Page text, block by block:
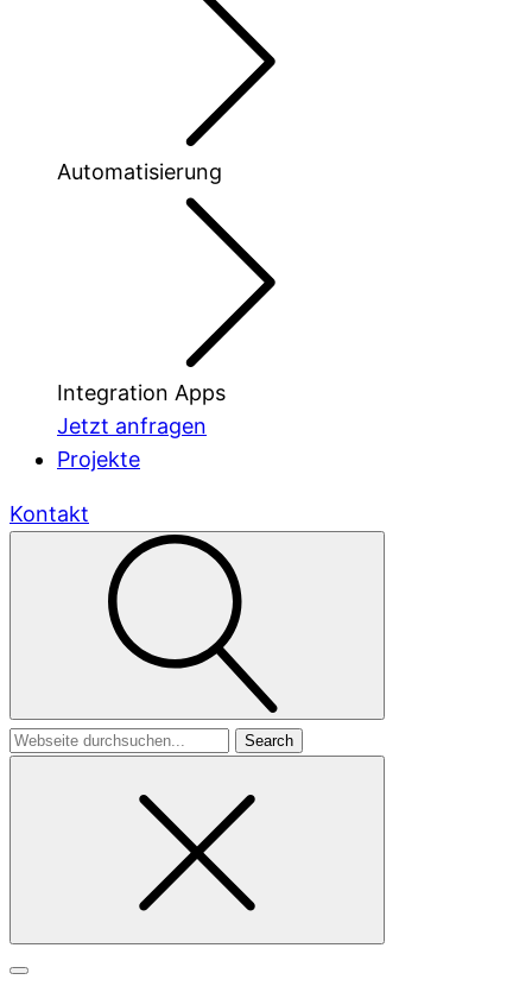
Automatisierung
Integration Apps
Jetzt anfragen
Projekte
Kontakt
Search